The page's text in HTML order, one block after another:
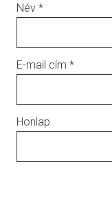
Név *
E-mail cím *
Honlap